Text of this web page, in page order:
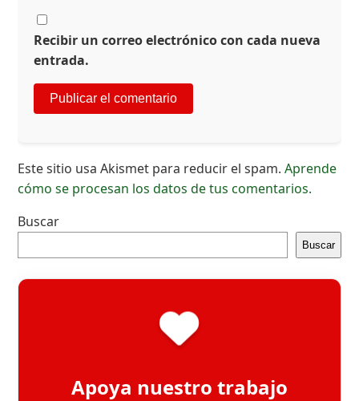
Recibir un correo electrónico con cada nueva
entrada.
Este sitio usa Akismet para reducir el spam.Aprende
cómo se procesan los datos de tus comentarios.
Buscar
Buscar
Apoya nuestro trabajo